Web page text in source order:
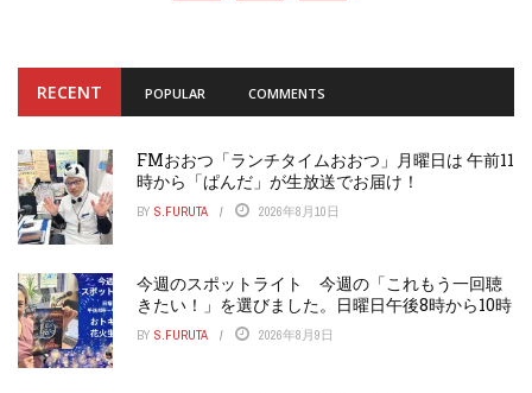
RECENT POPULAR COMMENTS
FMおおつ「ランチタイムおおつ」月曜日は 午前11
時から「ぱんだ」が生放送でお届け！
BY S.FURUTA 2026年8月10日
今週のスポットライト 今週の「これもう一回聴
きたい！」を選びました。日曜日午後8時から10時
BY S.FURUTA 2026年8月9日